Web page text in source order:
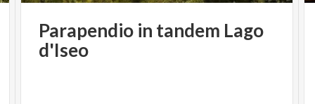
Parapendio in tandem Lago
d'Iseo